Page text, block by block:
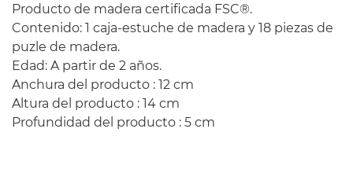
Producto de madera certificada FSC®.
Contenido: 1 caja-estuche de madera y 18 piezas de
puzle de madera.
Edad: A partir de 2 años.
Anchura del producto : 12 cm
Altura del producto : 14 cm
Profundidad del producto : 5 cm